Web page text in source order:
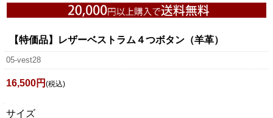
【特価品】レザーベストラム４つボタン（羊革）
05-vest28
16,500円 (税込)
サイズ